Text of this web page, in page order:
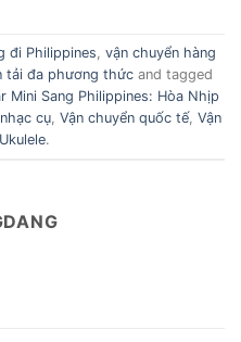
đi Philippines vận chuyển hàng
tải đa phương thức and tagged
Mini Sang Philippines: Hòa Nhịp
cụ Vận chuyển quốc tế Vận
.